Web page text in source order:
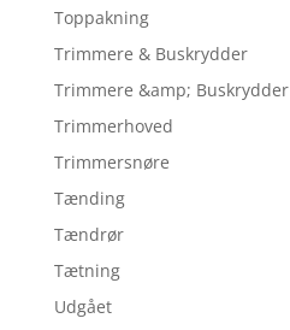
Toppakning
Trimmere & Buskrydder
Trimmere &amp; Buskrydder
Trimmerhoved
Trimmersnøre
Tænding
Tændrør
Tætning
Udgået